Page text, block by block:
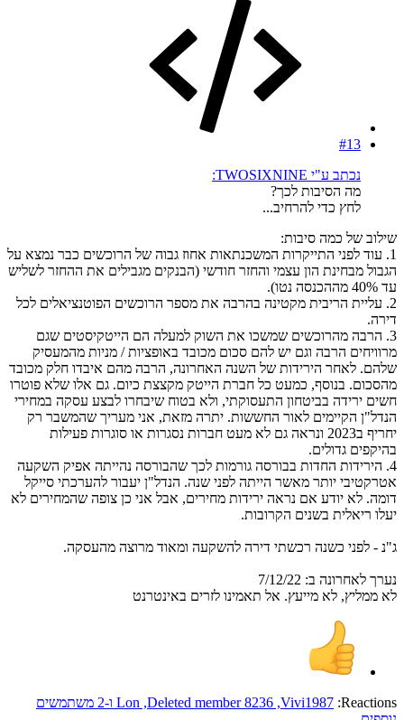
#13
נכתב ע"י TWOSIXNINE:
מה הסיבות לכך?
לחץ כדי להרחיב...
שילוב של כמה סיבות:
1. עוד לפני התייקרות המשכנתאות אחוז גבוה של הרוכשים כבר נמצא על
הגבול מבחינת הון עצמי והחזר חודשי (הבנקים מגבילים את ההחזר לשליש
עד 40% מההכנסה נטו).
2. עליית הריבית מקטינה בהרבה את מספר הרוכשים הפוטנציאלים לכל
דירה.
3. הרבה מהרוכשים שמשכו את השוק למעלה הם הייטקיסטים שגם
מרוויחים הרבה וגם יש להם סכום מכובד באופציות / מניות מהמעסיק
שלהם. לאחר הירידות של השנה האחרונה, הרבה מהם איבדו חלק מכובד
מהסכום. בנוסף, כמעט כל חברת הייטק מקצצת כיום. גם אלו שלא פוטרו
חשים ירידה בביטחון התעסוקתי, ולא בטוח שיבחרו לבצע עסקה במחירי
הנדל"ן הקיימים לאור החששות. יתרה מזאת, אני מעריך שהמשבר רק
יחריף ב2023 ונראה גם לא מעט חברות נסגרות או סוגרות פעילות
בהיקפים גדולים.
4. הירידות החדות בבורסה גורמות לכך שהבורסה נהייתה אפיק השקעה
אטרקטיבי יותר מאשר הייתה לפני שנה. הנדל"ן יעבור להערכתי סייקל
דומה. לא יודע אם נראה ירידות מחירים, אבל אני כן צופה שהמחירים לא
יעלו ריאלית בשנים הקרובות.
ג"נ - לפני כשנה רכשתי דירה להשקעה ומאוד מרוצה מהעסקה.
נערך לאחרונה ב: 7/12/22
לא ממליץ, לא מייעץ. אל תאמינו לזרים באינטרנט
Reactions:
Vivi1987
,
Deleted member 8236
,
Lon
ו-2 משתמשים